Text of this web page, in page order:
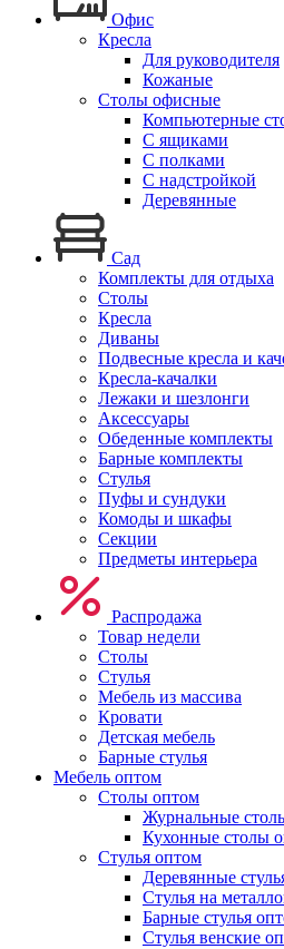
Офис
Кресла
Для руководителя
Кожаные
Столы офисные
Компьютерные
С ящиками
С полками
С надстройкой
Деревянные
Сад
Комплекты для отдыха
Столы
Кресла
Диваны
Подвесные кресла и
Кресла-качалки
Лежаки и шезлонги
Аксессуары
Обеденные комплекты
Барные комплекты
Стулья
Пуфы и сундуки
Комоды и шкафы
Секции
Предметы интерьера
Распродажа
Товар недели
Столы
Стулья
Мебель из массива
Кровати
Детская мебель
Барные стулья
Мебель оптом
Столы оптом
Журнальные
Кухонные столы
Стулья оптом
Деревянные
Стулья на
Барные стулья
Стулья венские